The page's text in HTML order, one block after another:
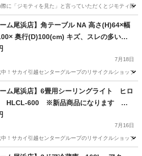
に「ジモティを見た」と言っていただくとジモティ限
リア雑貨/小物
ーム尾浜店】角テーブル NA 高さ(H)64×幅
奥行(D)100(cm) キズ、スレの多い商
7月18日
中！サカイ引越センターグループのリサイクルショッ
ドリーム
ーム尾浜店】6畳用シーリングライト ヒロ
HLCL-600 ※新品商品になります 高
幅 (W)--× 奥行(D)--(cm)
7月16日
中！サカイ引越センターグループのリサイクルショッ
店頭